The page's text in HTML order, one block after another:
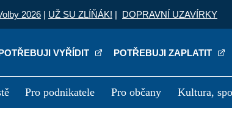
2026 | UŽ SU ZLÍŇÁK! | DOPRAVNÍ UZAVÍRKY
VYŘÍDIT POTŘEBUJI ZAPLATIT
Pro podnikatele Pro občany Kultura,